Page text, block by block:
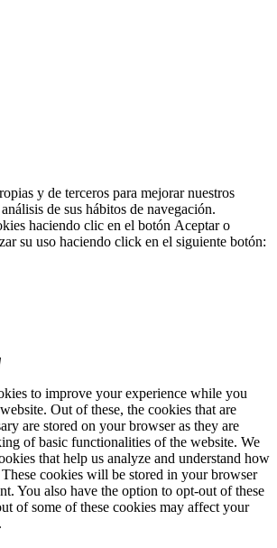
y de terceros para mejorar nuestros
de sus hábitos de navegación.
haciendo clic en el botón Aceptaro
su uso haciendo click en el siguiente botón:
to improve your experience while you
Out of these, the cookies that are
are stored on your browser as they are
of basic functionalities of the website. We
that help us analyze and understand how
cookies will be stored in your browser
You also have the option to opt-out of these
of some of these cookies may affect your